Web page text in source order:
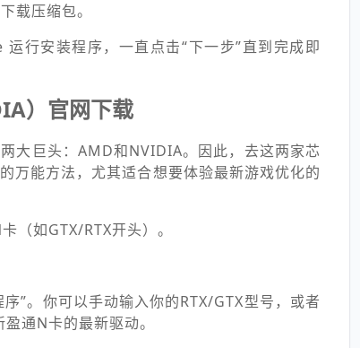
载压缩包。
行安装程序，一直点击“下一步”直到完成即
）官网下载
大巨头：AMD和NVIDIA。因此，去这两家芯
万能方法，尤其适合想要体验最新游戏优化的
（如GTX/RTX开头）。
”。你可以手动输入你的RTX/GTX型号，或者
通N卡的最新驱动。